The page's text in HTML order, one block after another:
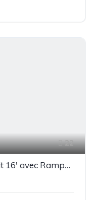
22
Ford E450 2025, Boite Transit 16' avec Rampe, V8, 7.3L, Stock: 25210